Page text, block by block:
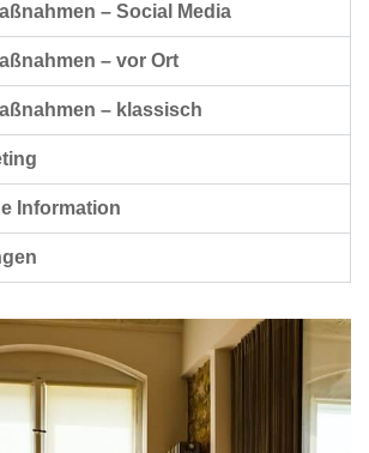
– Social Media
– vor Ort
– klassisch
Information